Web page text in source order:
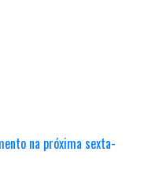
na próxima sexta-